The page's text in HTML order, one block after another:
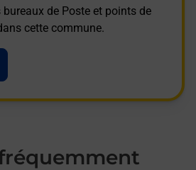
bureaux de Poste et points de
cette commune.